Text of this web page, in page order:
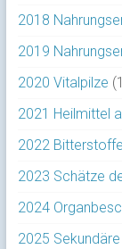
2018
2019
2020 Vitalpilze
2021 Heilmittel
2022 Bitterstoffe
2023 Schätze
2024
2025